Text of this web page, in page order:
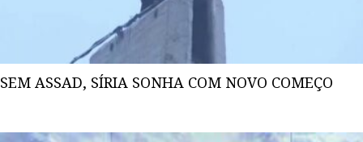
SEM ASSAD, SÍRIA SONHA COM NOVO COMEÇO